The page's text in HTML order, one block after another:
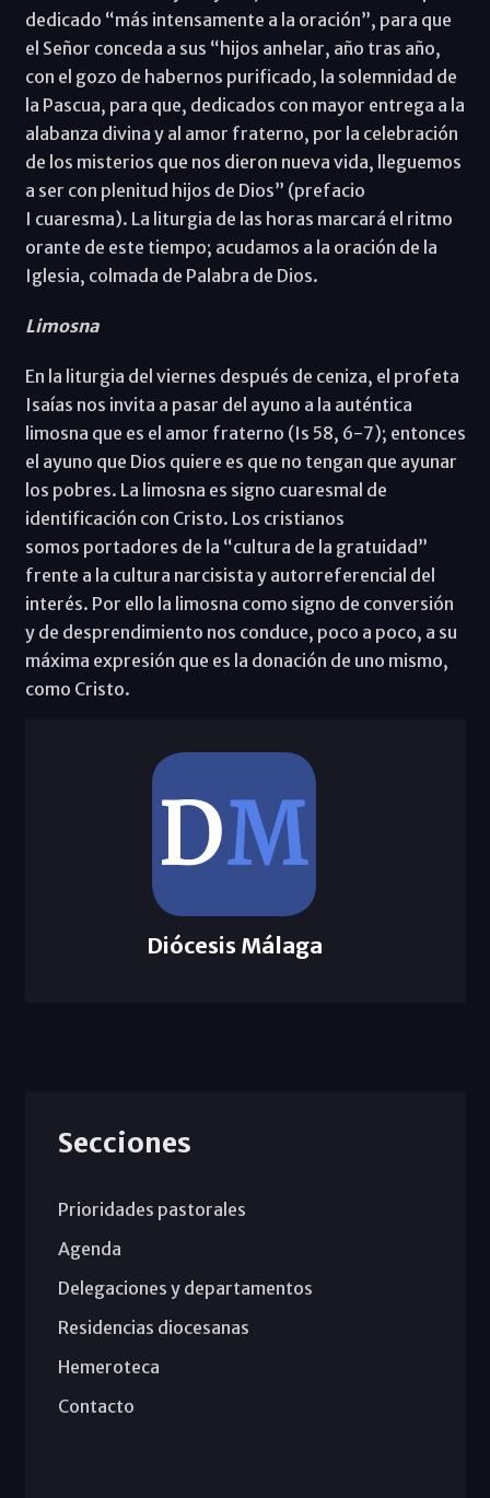
dedicado “más intensamente a la oración”, para que
el Señor conceda a sus “hijos anhelar, año tras año,
con el gozo de habernos purificado, la solemnidad de
la Pascua, para que, dedicados con mayor entrega a la
alabanza divina y al amor fraterno, por la celebración
de los misterios que nos dieron nueva vida, lleguemos
a ser con plenitud hijos de Dios” (prefacio
I cuaresma). La liturgia de las horas marcará el ritmo
orante de este tiempo; acudamos a la oración de la
Iglesia, colmada de Palabra de Dios.
Limosna
En la liturgia del viernes después de ceniza, el profeta
Isaías nos invita a pasar del ayuno a la auténtica
limosna que es el amor fraterno (Is 58, 6-7); entonces
el ayuno que Dios quiere es que no tengan que ayunar
los pobres. La limosna es signo cuaresmal de
identificación con Cristo. Los cristianos
somos portadores de la “cultura de la gratuidad”
frente a la cultura narcisista y autorreferencial del
interés. Por ello la limosna como signo de conversión
y de desprendimiento nos conduce, poco a poco, a su
máxima expresión que es la donación de uno mismo,
como Cristo.
Diócesis Málaga
Secciones
Prioridades pastorales
Agenda
Delegaciones y departamentos
Residencias diocesanas
Hemeroteca
Contacto